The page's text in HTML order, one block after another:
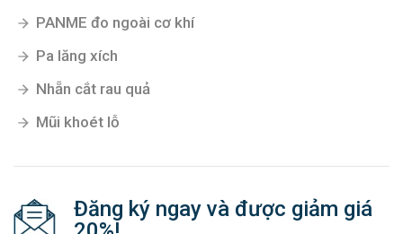
PANME đo ngoài cơ khí
Pa lăng xích
Nhẵn cắt rau quả
Mũi khoét lỗ
Đăng ký ngay và được giảm giá